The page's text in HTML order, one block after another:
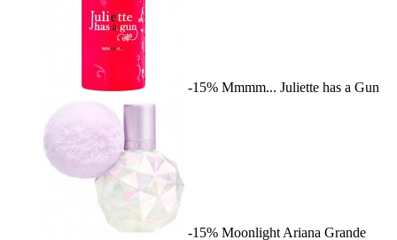
-15% Mmmm... Juliette has a Gun
-15% Moonlight Ariana Grande